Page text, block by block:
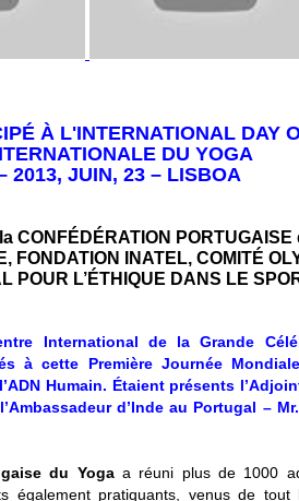
À L'INTERNATIONAL DAY
DU YOGA
2013, JUIN, 23 – LISBOA
CONFÉDÉRATION PORTUGAISE
INATEL, COMITÉ
POUR L’ÉTHIQUE DANS LE
International de la Grande
à cette Première Journée
Humain. Étaient présents
d’Inde au Portugal –
du Yogaa réuni plus de 1000
également pratiquants, venus de